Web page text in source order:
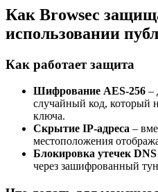
Как Browsec
использовании
Как работает защита
Шифрование AES-256 –
случайный код, который
ключа.
Скрытие IP-адреса –
местоположения
Блокировка утечек DNS
через зашифрованный